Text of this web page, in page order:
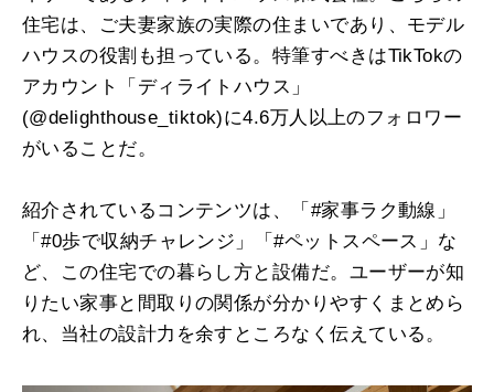
住宅は、ご夫妻家族の実際の住まいであり、モデル
ハウスの役割も担っている。特筆すべきはTikTokの
アカウント「ディライトハウス」
(@delighthouse_tiktok)に4.6万人以上のフォロワー
がいることだ。
紹介されているコンテンツは、「#家事ラク動線」
「#0歩で収納チャレンジ」「#ペットスペース」な
ど、この住宅での暮らし方と設備だ。ユーザーが知
りたい家事と間取りの関係が分かりやすくまとめら
れ、当社の設計力を余すところなく伝えている。